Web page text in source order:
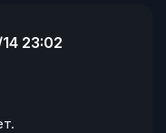
23:02